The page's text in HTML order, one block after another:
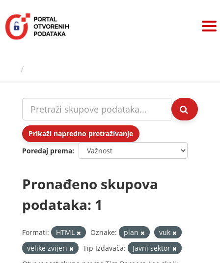
sadržaj
Prikaži napredno pretraživanje
Poredaj prema
Pronađeno skupova
podataka: 1
Formati: HTML Oznake: plan
vuk
velike zvijeri
Tip Izdavača:
Javni sektor